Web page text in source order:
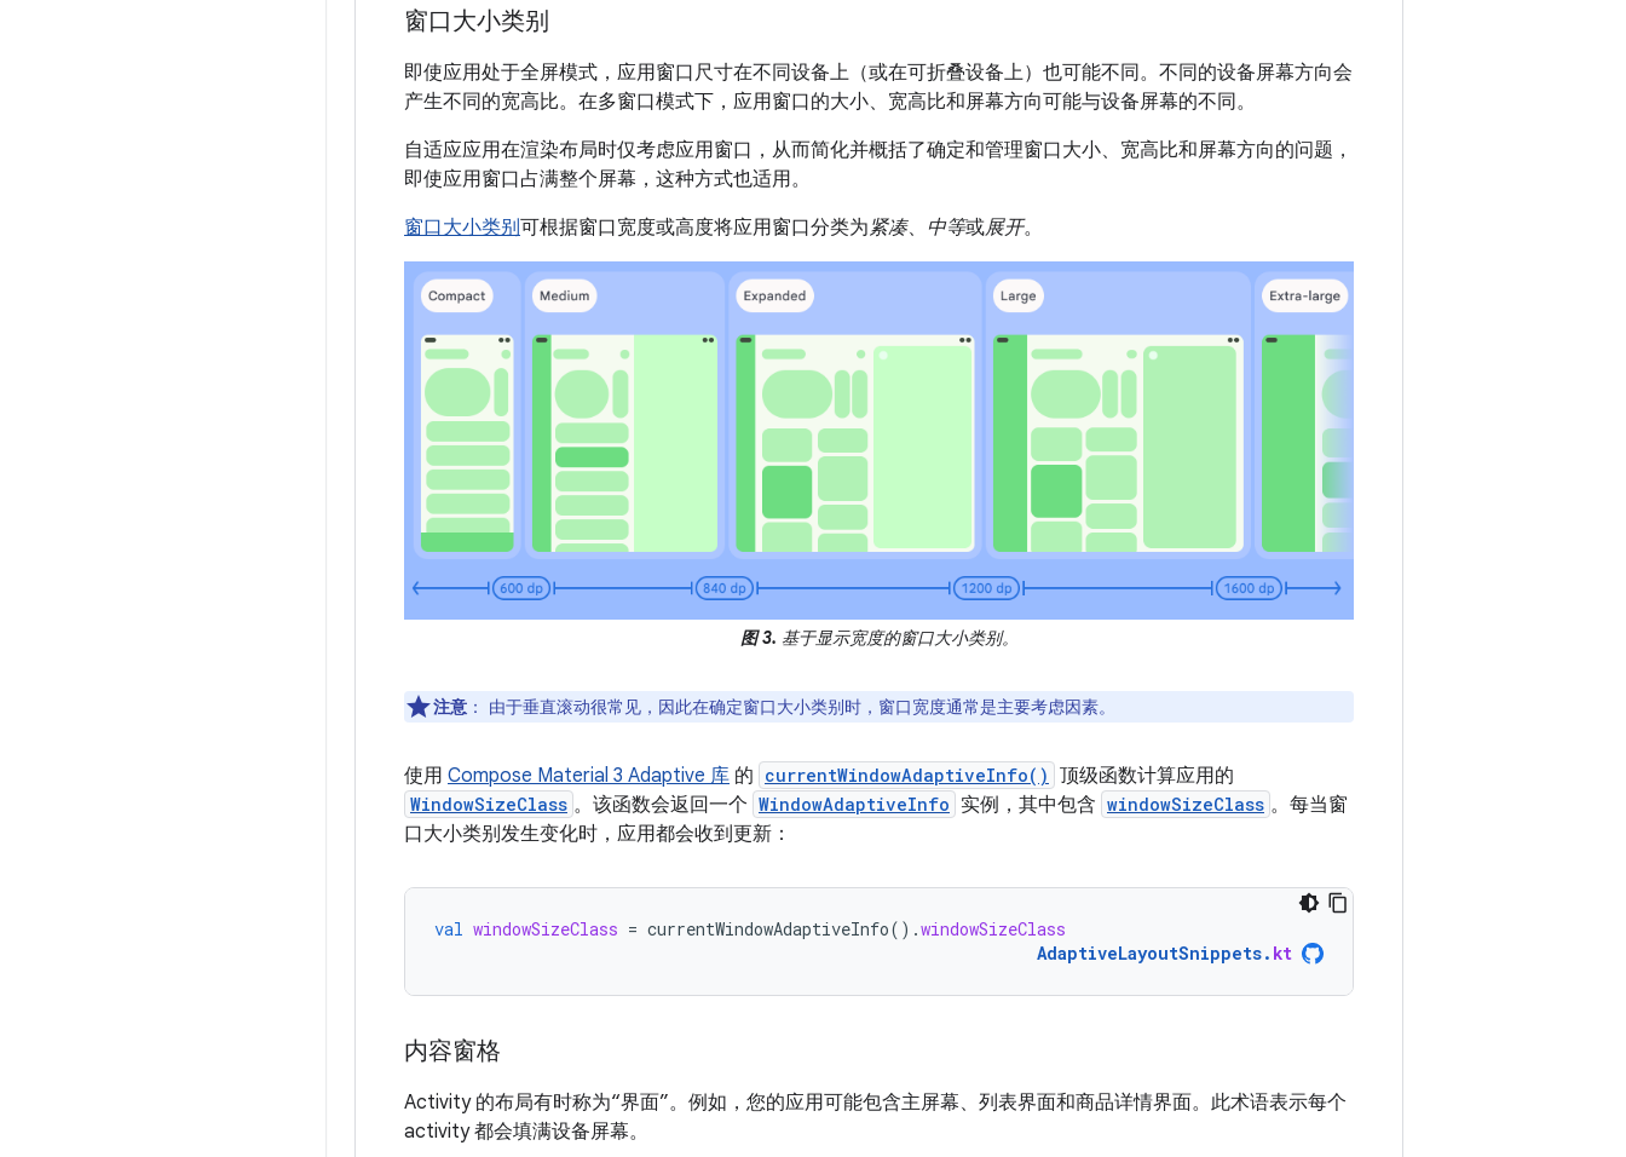
窗口大小类别
即使应用处于全屏模式，应用窗口尺寸在不同设备上（或在可折叠设备上）也可能不同。不同的设备屏幕方向会
产生不同的宽高比。在多窗口模式下，应用窗口的大小、宽高比和屏幕方向可能与设备屏幕的不同。
自适应应用在渲染布局时仅考虑应用窗口，从而简化并概括了确定和管理窗口大小、宽高比和屏幕方向的问题，
即使应用窗口占满整个屏幕，这种方式也适用。
窗口大小类别可根据窗口宽度或高度将应用窗口分类为紧凑、 中等或展开。
图 3. 基于显示宽度的窗口大小类别。
注意 ： 由于垂直滚动很常见，因此在确定窗口大小类别时，窗口宽度通常是主要考虑因素。
使用 Compose Material 3 Adaptive 库 的 currentWindowAdaptiveInfo() 顶级函数计算应用的
WindowSizeClass 。该函数会返回一个 WindowAdaptiveInfo 实例，其中包含 windowSizeClass 。每当窗
口大小类别发生变化时，应用都会收到更新：
val windowSizeClass = currentWindowAdaptiveInfo().windowSizeClass
AdaptiveLayoutSnippets. kt
内容窗格
Activity 的布局有时称为“界面”。 例如，您的应用可能包含主屏幕、列表界面和商品详情界面。此术语表示每个
activity 都会填满设备屏幕。